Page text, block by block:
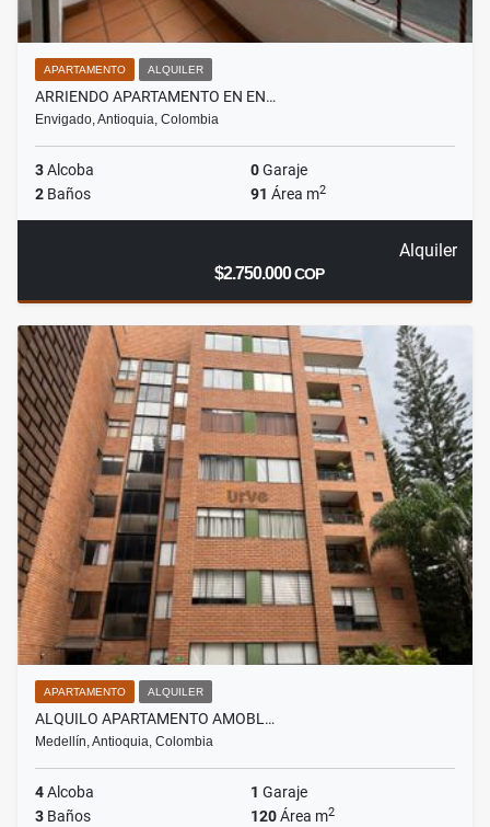
APARTAMENTO ALQUILER
ARRIENDO APARTAMENTO EN EN…
Envigado, Antioquia, Colombia
3Alcoba 0Garaje
2 Baños 91 Área m2
Alquiler
$2.750.000COP
APARTAMENTO ALQUILER
ALQUILO APARTAMENTO AMOBL…
Medellín, Antioquia, Colombia
4Alcoba 1 Garaje
3 Baños 120Área m2